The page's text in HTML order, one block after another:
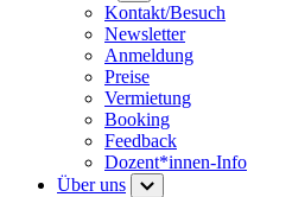
Kontakt/Besuch
Newsletter
Anmeldung
Preise
Vermietung
Booking
Feedback
Dozent*innen-Info
Über uns